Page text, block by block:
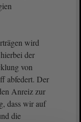
wird
der
von
abfedert. Der
Anreiz zur
dass wir auf
die